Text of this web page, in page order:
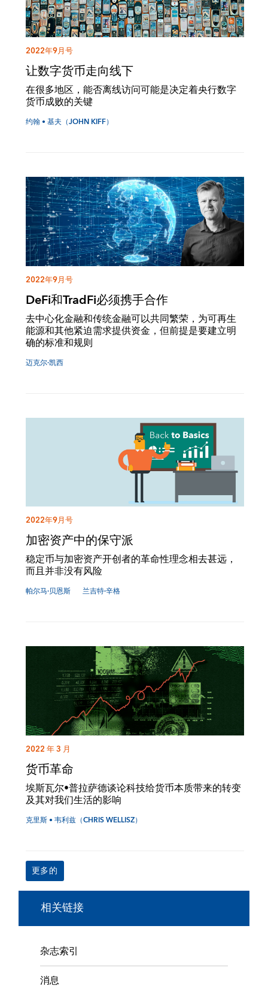
2022年9月号
让数字货币走向线下
在很多地区，能否离线访问可能是决定着央行数字
货币成败的关键
约翰 • 基夫（JOHN KIFF）
2022年9月号
DeFi和TradFi必须携手合作
去中心化金融和传统金融可以共同繁荣，为可再生
能源和其他紧迫需求提供资金，但前提是要建立明
确的标准和规则
迈克尔·凯西
2022年9月号
加密资产中的保守派
稳定币与加密资产开创者的革命性理念相去甚远，
而且并非没有风险
帕尔马·贝恩斯 兰吉特·辛格
2022 年 3 月
货币革命
埃斯瓦尔•普拉萨德谈论科技给货币本质带来的转变
及其对我们生活的影响
克里斯 • 韦利兹（CHRIS WELLISZ）
更多的
相关链接
杂志索引
消息